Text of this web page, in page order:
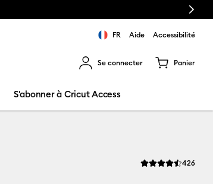
🔥NOUVEAU
Next
FR Aide Accessibilité
Se connecter Panier
S'abonner à Cricut Access
La note moyenne
426